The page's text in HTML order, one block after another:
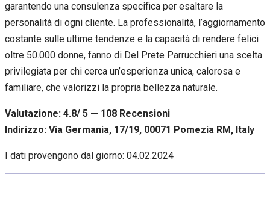
garantendo una consulenza specifica per esaltare la
personalità di ogni cliente. La professionalità, l’aggiornamento
costante sulle ultime tendenze e la capacità di rendere felici
oltre 50.000 donne, fanno di Del Prete Parrucchieri una scelta
privilegiata per chi cerca un’esperienza unica, calorosa e
familiare, che valorizzi la propria bellezza naturale.
Valutazione: 4.8/ 5 — 108 Recensioni
Indirizzo: Via Germania, 17/19, 00071 Pomezia RM, Italy
I dati provengono dal giorno: 04.02.2024